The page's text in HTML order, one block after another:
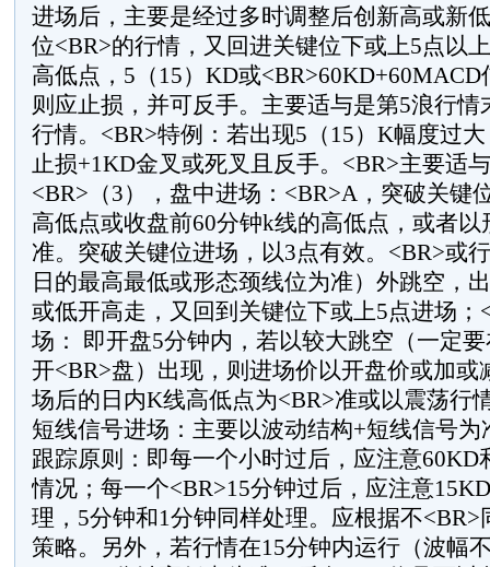
进场后，主要是经过多时调整后创新高或新
位<BR>的行情，又回进关键位下或上5点以
高低点，5（15）KD或
则应止损，并可反手。主要适与是第5浪行情
行情。<BR>特例：若出现5（15）K幅度过
止损+1KD金叉或死叉且反手。<BR>主要适
<BR>（3），盘中进场：<BR>A，突破关键
高低点或收盘前60分钟k线的高低点，或者以
准。突破关键位进场，以3点有效。<BR>或
日的最高最低或形态颈线位为准）外跳空，
或低开高走，又回到关键位下或上5点进场；
场： 即开盘5分钟内，若以较大跳空（一定
开<BR>盘）出现，则进场价以开盘价或加或
场后的日内K线高低点为<BR>准或以震荡行
短线信号进场：主要以波动结构+短线信号为
跟踪原则：即每一个小时过后，应注意60KD
情况；每一个<BR>15分钟过后，应注意
理，5分钟和1分钟同样处理。应根据不<BR>
策略。另外，若行情在15分钟内运行（波幅